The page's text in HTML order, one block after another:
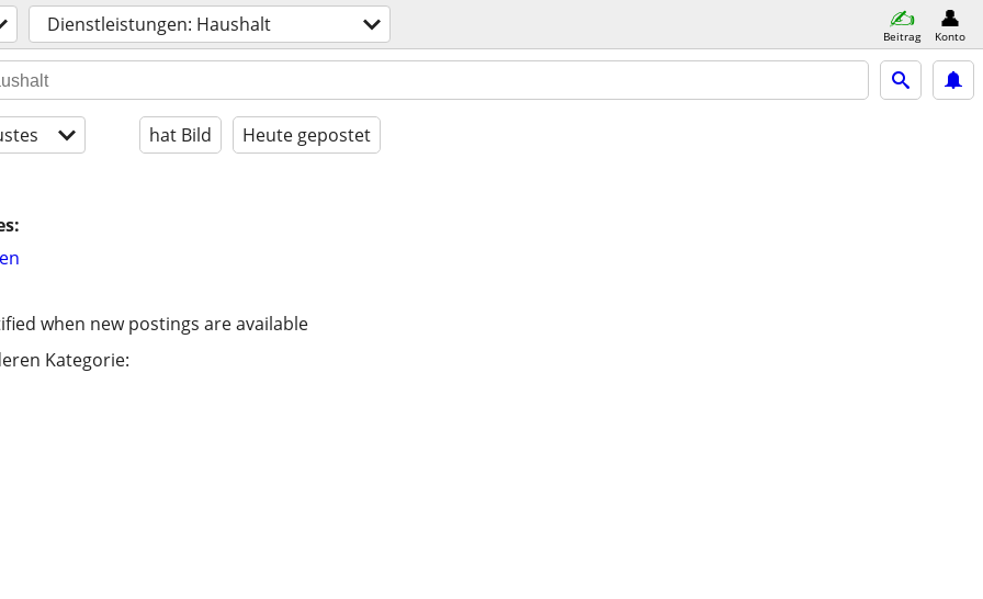
Dienstleistungen: Haushalt Beitrag Konto
hat Bild Heute gepostet
when new postings are available
Kategorie: